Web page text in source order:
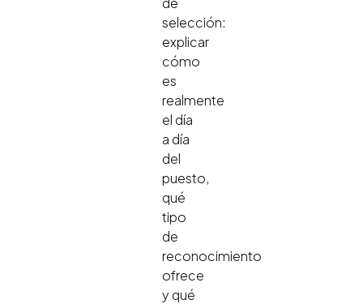
selección:
explicar
cómo
es
realmente
el día
a día
del
puesto,
qué
tipo
de
reconocimiento
ofrece
y qué